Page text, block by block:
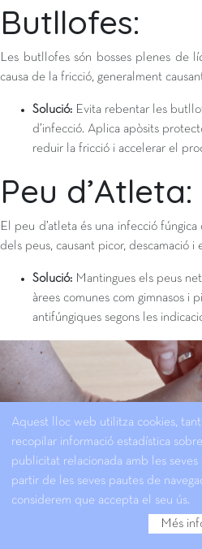
Butllofes:
Les butllofes són bosses plenes de
causa de la fricció, generalment
Solució: Evita rebentar les
d’infecció. Aplica apòsits
reduir la fricció i accelerar el
Peu d’Atleta:
El peu d’atleta és una infecció
dels peus, causant picor, descamació i
Solució: Mantingues els peus
àrees comunes com gimnasos i
antifúngiques segons les
Aquest lloc web utilitza cookies,
recopilar informació estadística
publicitat relacionada amb les seves
partir de les seves pautes de
considerem que accepta el seu ús.
Més